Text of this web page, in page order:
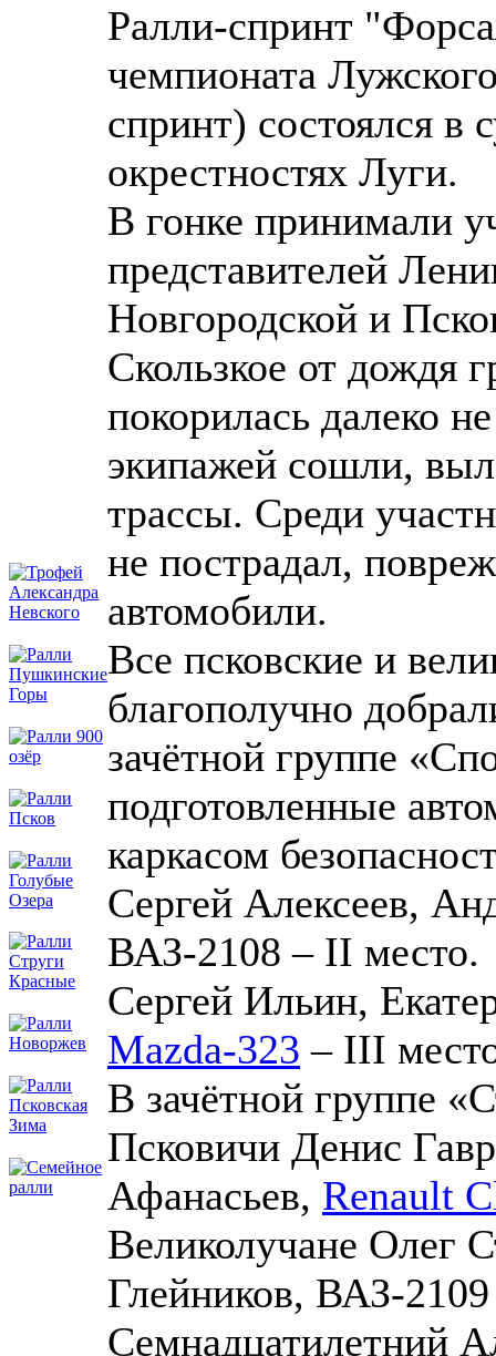
Ралли-спринт
чемпионата
спринт) состоялся в
окрестностях Луги.
В гонке принимали
представителей
Новгородской и
Скользкое от дождя
покорилась далеко
экипажей сошли,
трассы. Среди
не пострадал,
автомобили.
Все псковские и
благополучно
зачётной группе
подготовленные
каркасом
Сергей Алексеев,
ВАЗ-2108 – II место.
Сергей Ильин,
Mazda-323 – III
В зачётной группе
Псковичи Денис
Афанасьев, Renault
Великолучане Олег
Глейников, ВАЗ-
Семнадцатилетний